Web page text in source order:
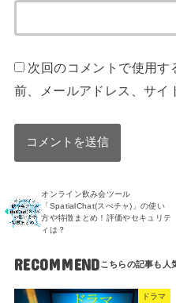
次回のコメントで使用す
前、メールアドレス、サイ
オンライン飲み会ツール
「SpatialChat(スぺチャ)」の使い
方や特徴まとめ！評価やセキュリテ
ィは？
RECOMMEND
ドラマ